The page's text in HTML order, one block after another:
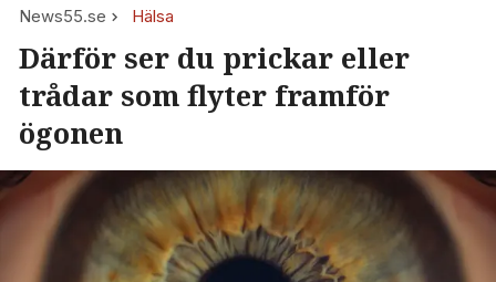
News55.se Hälsa
Därför ser du prickar eller
trådar som flyter framför
ögonen